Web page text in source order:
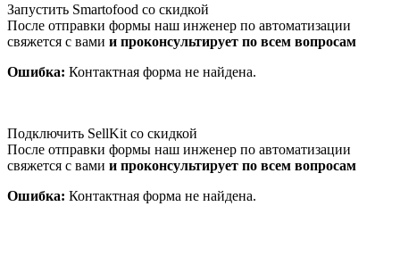
Запустить Smartofood со скидкой
После отправки формы наш инженер по автоматизации
свяжется с вами и проконсультирует по всем вопросам
Ошибка: Контактная форма не найдена.
Подключить SellKit со скидкой
После отправки формы наш инженер по автоматизации
свяжется с вами и проконсультирует по всем вопросам
Ошибка: Контактная форма не найдена.